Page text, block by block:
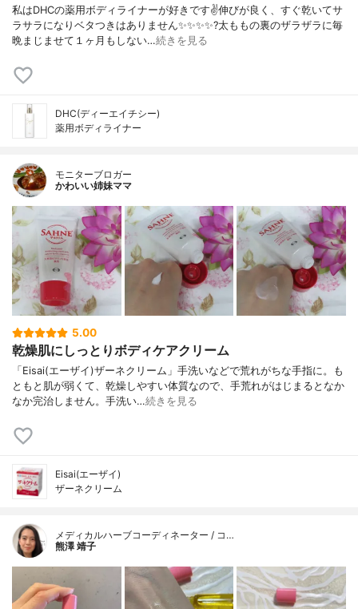
私はDHCの薬用ボディライナーが好きです✌️伸びが良く、すぐ乾いてサ
ラサラになりベタつきはありません✨✨✨✨?太ももの裏のザラザラに毎
晩まじませて１ヶ月もしない…続きを見る
DHC(ディーエイチシー)
薬用ボディライナー
モニターブロガー
かわいい姉妹ママ
5.00
乾燥肌にしっとりボディケアクリーム
「Eisai(エーザイ)ザーネクリーム」手洗いなどで荒れがちな手指に。も
ともと肌が弱くて、乾燥しやすい体質なので、手荒れがはじまるとなか
なか完治しません。手洗い…続きを見る
Eisai(エーザイ)
ザーネクリーム
メディカルハーブコーディネーター / コ…
熊澤 靖子